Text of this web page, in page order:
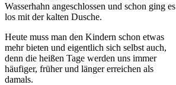
Wasserhahn angeschlossen und schon ging es
los mit der kalten Dusche.
Heute muss man den Kindern schon etwas
mehr bieten und eigentlich sich selbst auch,
denn die heißen Tage werden uns immer
häufiger, früher und länger erreichen als
damals.